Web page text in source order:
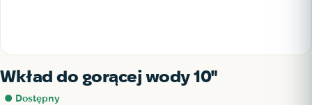
Wkład do gorącej wody 10"
● Dostępny